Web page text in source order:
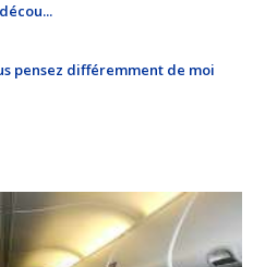
pensez différemment de moi